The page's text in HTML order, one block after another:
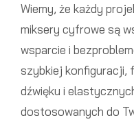
Wiemy, że każdy
miksery cyfrowe są
wsparcie i
szybkiej konfiguracji,
dźwięku i
dostosowanych do